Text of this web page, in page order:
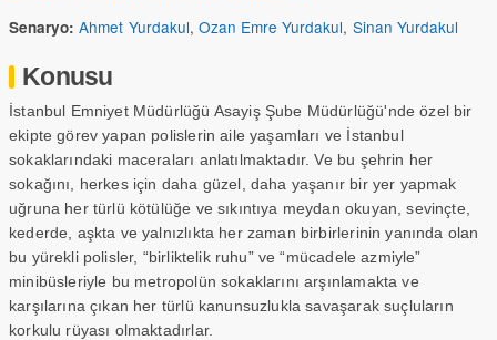
Senaryo: Ahmet Yurdakul, Ozan Emre Yurdakul, Sinan Yurdakul
Konusu
İstanbul Emniyet Müdürlüğü Asayiş Şube Müdürlüğü'nde özel bir
ekipte görev yapan polislerin aile yaşamları ve İstanbul
sokaklarındaki maceraları anlatılmaktadır. Ve bu şehrin her
sokağını, herkes için daha güzel, daha yaşanır bir yer yapmak
uğruna her türlü kötülüğe ve sıkıntıya meydan okuyan, sevinçte,
kederde, aşkta ve yalnızlıkta her zaman birbirlerinin yanında olan
bu yürekli polisler, “birliktelik ruhu” ve “mücadele azmiyle”
minibüsleriyle bu metropolün sokaklarını arşınlamakta ve
karşılarına çıkan her türlü kanunsuzlukla savaşarak suçluların
korkulu rüyası olmaktadırlar.